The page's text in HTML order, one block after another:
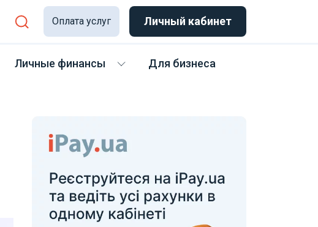
Оплата услуг Личный кабинет
Личные финансы Для бизнеса